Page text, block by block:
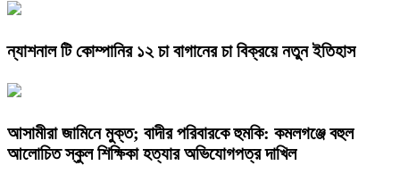
ন্যাশনাল টি কোম্পানির ১২ চা বাগানের চা বিক্রয়ে নতুন ইতিহাস
আসামীরা জামিনে মুক্ত; বাদীর পরিবারকে হুমকি: কমলগঞ্জে বহুল
আলোচিত স্কুল শিক্ষিকা হত্যার অভিযোগপত্র দাখিল